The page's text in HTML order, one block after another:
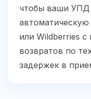
чтобы ваши УПД
или Wildberries с
возвратов по
задержек в